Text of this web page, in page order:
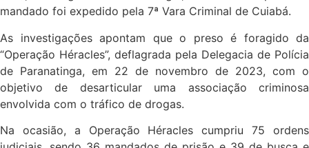
mandado foi expedido pela 7ª Vara Criminal de Cuiabá.
As investigações apontam que o preso é foragido da
“Operação Héracles”, deflagrada pela Delegacia de Polícia
de Paranatinga, em 22 de novembro de 2023, com o
objetivo de desarticular uma associação criminosa
envolvida com o tráfico de drogas.
Na ocasião, a Operação Héracles cumpriu 75 ordens